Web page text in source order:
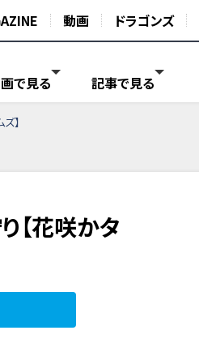
動画 ドラゴンズ
で見る 記事で見る
】
【花咲かタ